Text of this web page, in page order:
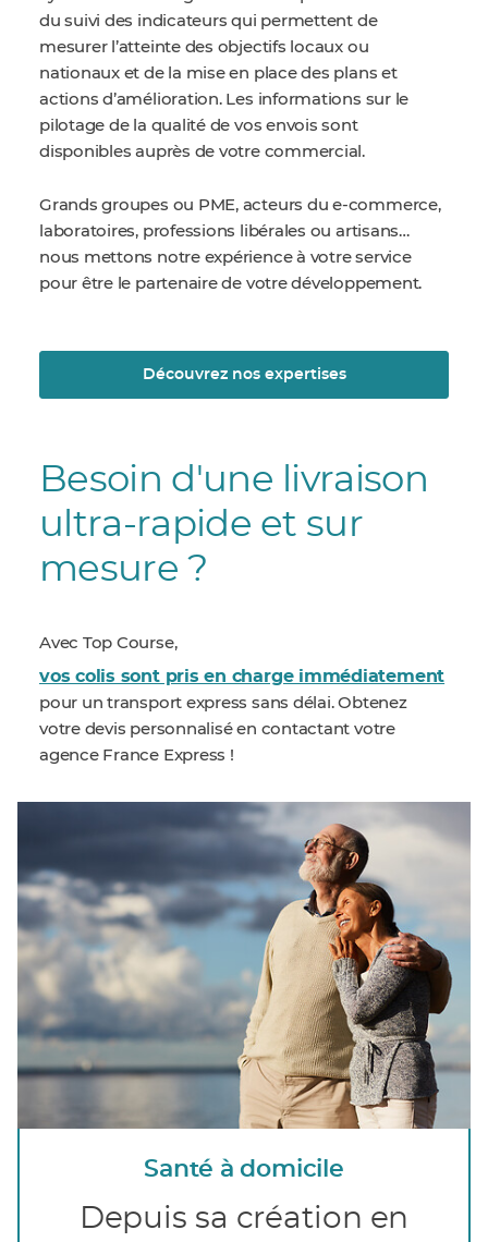
du suivi des indicateurs qui permettent de
mesurer l’atteinte des objectifs locaux ou
nationaux et de la mise en place des plans et
actions d’amélioration. Les informations sur le
pilotage de la qualité de vos envois sont
disponibles auprès de votre commercial.
Grands groupes ou PME, acteurs du e-commerce,
laboratoires, professions libérales ou artisans…
nous mettons notre expérience à votre service
pour être le partenaire de votre développement.
Découvrez nos expertises
Besoin d'une livraison
ultra-rapide et sur
mesure ?
Avec Top Course,
vos colis sont pris en charge immédiatement
pour un transport express sans délai. Obtenez
votre devis personnalisé en contactant votre
agence France Express !
Santé à domicile
Depuis sa création en